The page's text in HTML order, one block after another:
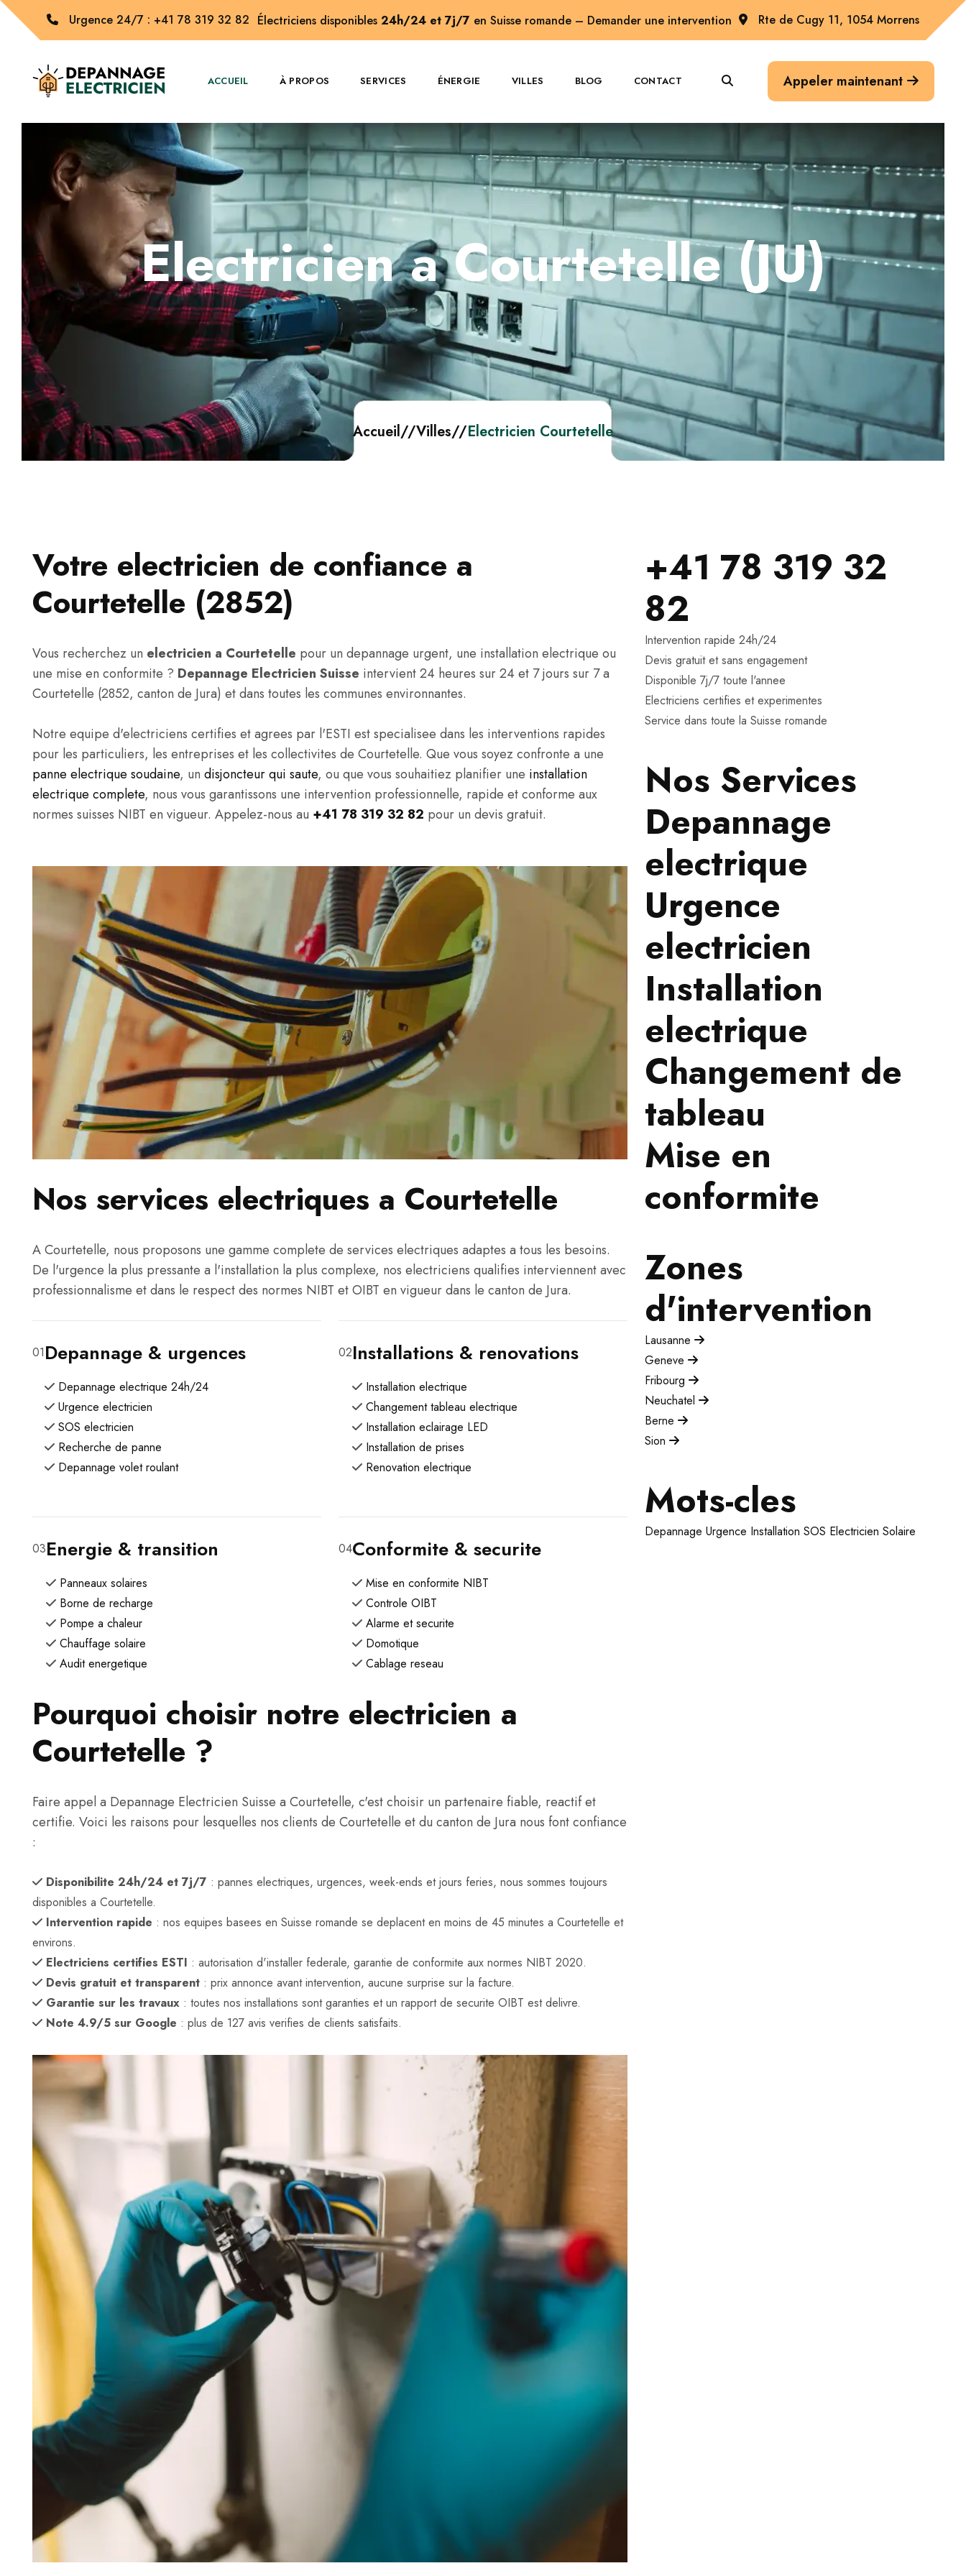
Urgence 24/7 : +41 78 319 32 82 Électriciens disponibles 24h/24 et 7j/7 en Suisse romande – Demander une intervention Rte de Cugy 11, 1054 Morrens
ACCUEIL À PROPOS SERVICES ÉNERGIE VILLES BLOG CONTACT Appeler maintenant
Electricien a Courtetelle (JU)
Accueil//Villes//Electricien Courtetelle
Votre electricien de confiance a
Courtetelle (2852)
Vous recherchez un electricien a Courtetelle pour un depannage urgent, une installation electrique ou
une mise en conformite ? Depannage Electricien Suisse intervient 24 heures sur 24 et 7 jours sur 7 a
Courtetelle (2852, canton de Jura) et dans toutes les communes environnantes.
Notre equipe d'electriciens certifies et agrees par l'ESTI est specialisee dans les interventions rapides
pour les particuliers, les entreprises et les collectivites de Courtetelle. Que vous soyez confronte a une
panne electrique soudaine, un disjoncteur qui saute, ou que vous souhaitiez planifier une installation
electrique complete, nous vous garantissons une intervention professionnelle, rapide et conforme aux
normes suisses NIBT en vigueur. Appelez-nous au +41 78 319 32 82 pour un devis gratuit.
Nos services electriques a Courtetelle
A Courtetelle, nous proposons une gamme complete de services electriques adaptes a tous les besoins.
De l'urgence la plus pressante a l'installation la plus complexe, nos electriciens qualifies interviennent avec
professionnalisme et dans le respect des normes NIBT et OIBT en vigueur dans le canton de Jura.
01Depannage & urgences
Depannage electrique 24h/24
Urgence electricien
SOS electricien
Recherche de panne
Depannage volet roulant
02Installations & renovations
Installation electrique
Changement tableau electrique
Installation eclairage LED
Installation de prises
Renovation electrique
03Energie & transition
Panneaux solaires
Borne de recharge
Pompe a chaleur
Chauffage solaire
Audit energetique
04Conformite & securite
Mise en conformite NIBT
Controle OIBT
Alarme et securite
Domotique
Cablage reseau
Pourquoi choisir notre electricien a
Courtetelle ?
Faire appel a Depannage Electricien Suisse a Courtetelle, c'est choisir un partenaire fiable, reactif et
certifie. Voici les raisons pour lesquelles nos clients de Courtetelle et du canton de Jura nous font confiance
:
Disponibilite 24h/24 et 7j/7 : pannes electriques, urgences, week-ends et jours feries, nous sommes toujours
disponibles a Courtetelle.
Intervention rapide : nos equipes basees en Suisse romande se deplacent en moins de 45 minutes a Courtetelle et
environs.
Electriciens certifies ESTI : autorisation d'installer federale, garantie de conformite aux normes NIBT 2020.
Devis gratuit et transparent : prix annonce avant intervention, aucune surprise sur la facture.
Garantie sur les travaux : toutes nos installations sont garanties et un rapport de securite OIBT est delivre.
Note 4.9/5 sur Google : plus de 127 avis verifies de clients satisfaits.
+41 78 319 32
82
Intervention rapide 24h/24
Devis gratuit et sans engagement
Disponible 7j/7 toute l'annee
Electriciens certifies et experimentes
Service dans toute la Suisse romande
Nos Services
Depannage
electrique
Urgence
electricien
Installation
electrique
Changement de
tableau
Mise en
conformite
Zones
d'intervention
Lausanne
Geneve
Fribourg
Neuchatel
Berne
Sion
Mots-cles
Depannage Urgence Installation SOS Electricien Solaire